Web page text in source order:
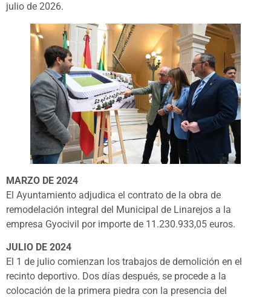
julio de 2026.
MARZO DE 2024
El Ayuntamiento adjudica el contrato de la obra de
remodelación integral del Municipal de Linarejos a la
empresa Gyocivil por importe de 11.230.933,05 euros.
JULIO DE 2024
El 1 de julio comienzan los trabajos de demolición en el
recinto deportivo. Dos días después, se procede a la
colocación de la primera piedra con la presencia del